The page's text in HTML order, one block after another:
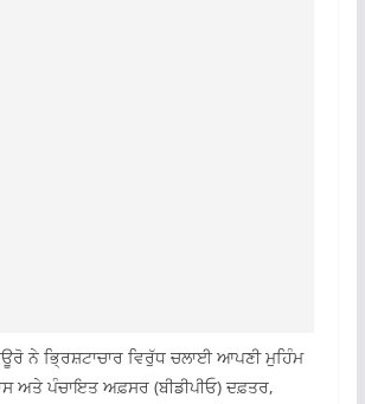
ਨੇ ਭ੍ਰਿਸ਼ਟਾਚਾਰ ਵਿਰੁੱਧ ਚਲਾਈ ਆਪਣੀ ਮੁਹਿੰਮ
ਅਤੇ ਪੰਚਾਇਤ ਅਫ਼ਸਰ (ਬੀਡੀਪੀਓ) ਦਫ਼ਤਰ,